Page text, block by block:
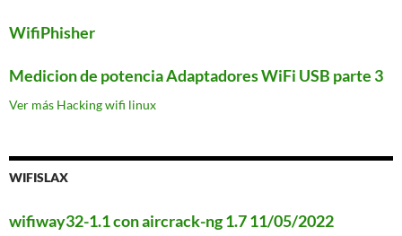
WifiPhisher
Medicion de potencia Adaptadores WiFi USB parte 3
Ver más Hacking wifi linux
WIFISLAX
wifiway32-1.1 con aircrack-ng 1.7 11/05/2022